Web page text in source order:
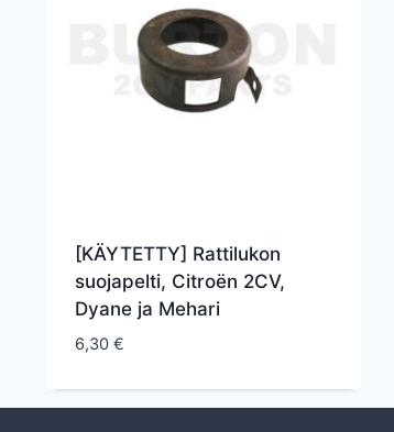
[KÄYTETTY] Rattilukon
suojapelti, Citroën 2CV,
Dyane ja Mehari
6,30 €